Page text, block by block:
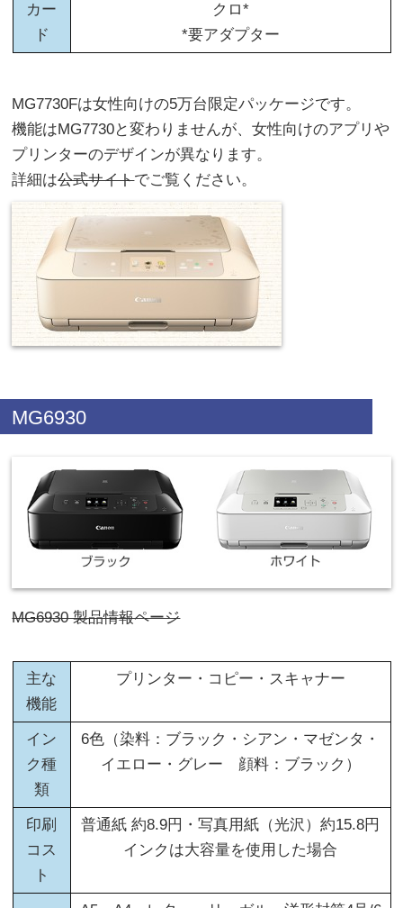
カー
ド
クロ*
*要アダプター
MG7730Fは女性向けの5万台限定パッケージです。
機能はMG7730と変わりませんが、女性向けのアプリや
プリンターのデザインが異なります。
詳細は公式サイトでご覧ください。
MG6930
MG6930 製品情報ページ
主な
機能
プリンター・コピー・スキャナー
イン
ク種
類
6色（染料：ブラック・シアン・マゼンタ・
イエロー・グレー 顔料：ブラック）
印刷
コス
ト
普通紙 約8.9円・写真用紙（光沢）約15.8円
インクは大容量を使用した場合